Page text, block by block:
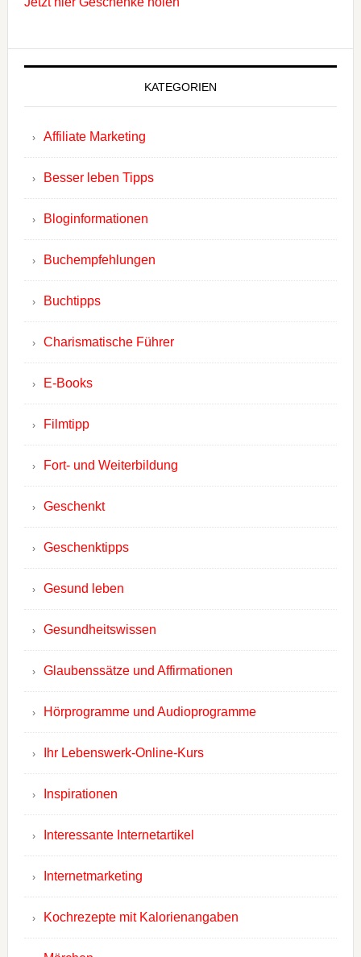
KATEGORIEN
Affiliate Marketing
Besser leben Tipps
Bloginformationen
Buchempfehlungen
Buchtipps
Charismatische Führer
E-Books
Filmtipp
Fort- und Weiterbildung
Geschenkt
Geschenktipps
Gesund leben
Gesundheitswissen
Glaubenssätze und Affirmationen
Hörprogramme und Audioprogramme
Ihr Lebenswerk-Online-Kurs
Inspirationen
Interessante Internetartikel
Internetmarketing
Kochrezepte mit Kalorienangaben